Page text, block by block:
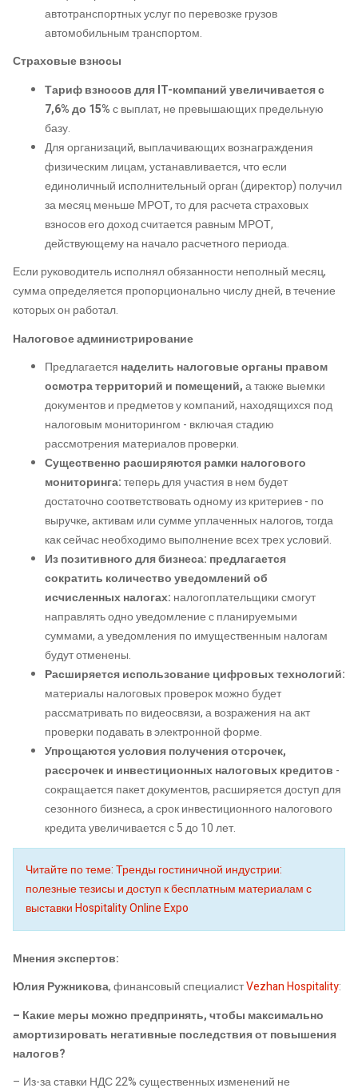
автотранспортных услуг по перевозке грузов
автомобильным транспортом.
Страховые взносы
Тариф взносов для IT-компаний увеличивается с
7,6% до 15%с выплат, не превышающих предельную
базу.
Для организаций, выплачивающих вознаграждения
физическим лицам, устанавливается, что если
единоличный исполнительный орган (директор) получил
за месяц меньше МРОТ, то для расчета страховых
взносов его доход считается равным МРОТ,
действующему на начало расчетного периода.
Если руководитель исполнял обязанности неполный месяц,
сумма определяется пропорционально числу дней, в течение
которых он работал.
Налоговое администрирование
Предлагается наделить налоговые органы правом
осмотра территорий и помещений,а также выемки
документов и предметов у компаний, находящихся под
налоговым мониторингом - включая стадию
рассмотрения материалов проверки.
Существенно расширяются рамки налогового
мониторинга:теперь для участия в нем будет
достаточно соответствовать одному из критериев - по
выручке, активам или сумме уплаченных налогов, тогда
как сейчас необходимо выполнение всех трех условий.
Из позитивного для бизнеса: предлагается
сократить количество уведомлений об
исчисленных налогах: налогоплательщики смогут
направлять одно уведомление с планируемыми
суммами, а уведомления по имущественным налогам
будут отменены.
Расширяется использование цифровых технологий:
материалы налоговых проверок можно будет
рассматривать по видеосвязи, а возражения на акт
проверки подавать в электронной форме.
Упрощаются условия получения отсрочек,
рассрочек и инвестиционных налоговых кредитов -
сокращается пакет документов, расширяется доступ для
сезонного бизнеса, а срок инвестиционного налогового
кредита увеличивается с 5 до 10 лет.
Читайте по теме: Тренды гостиничной индустрии:
полезные тезисы и доступ к бесплатным материалам с
выставки Hospitality Online Expo
Мнения экспертов:
Юлия Ружникова, финансовый специалистVezhan Hospitality:
– Какие меры можно предпринять, чтобы максимально
амортизировать негативные последствия от повышения
налогов?
– Из-за ставки НДС 22% существенных изменений не